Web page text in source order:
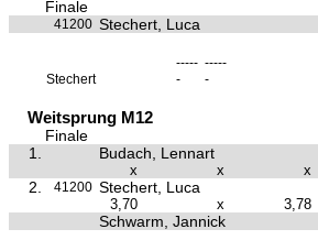
Finale
41200 Stechert, Luca
----- -----
Stechert
- -
Weitsprung M12
Finale
1.
Budach, Lennart
x x x
2. 41200 Stechert, Luca
3,70 x 3,78
Schwarm, Jannick